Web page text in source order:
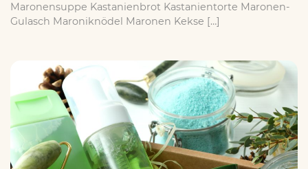
Maronensuppe Kastanienbrot Kastanientorte Maronen-
Gulasch Maroniknödel Maronen Kekse […]